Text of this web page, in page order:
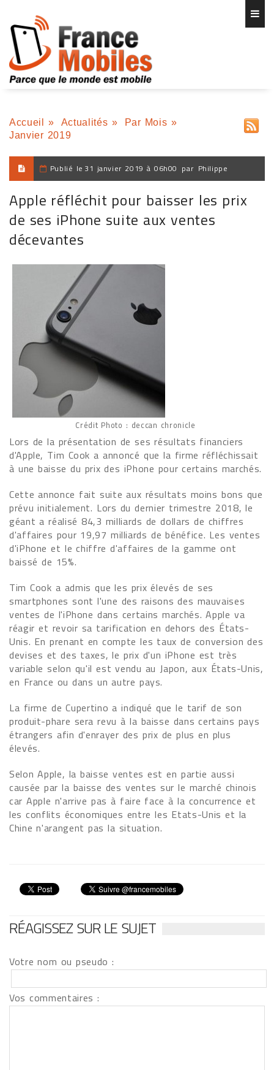
Accueil » Actualités » Par Mois »
Janvier 2019
Publié le 31 janvier 2019 à 06h00 par Philippe
Apple réfléchit pour baisser les prix
de ses iPhone suite aux ventes
décevantes
Crédit Photo : deccan chronicle
Lors de la présentation de ses résultats financiers
d'Apple, Tim Cook a annoncé que la firme réfléchissait
à une baisse du prix des iPhone pour certains marchés.
Cette annonce fait suite aux résultats moins bons que
prévu initialement. Lors du dernier trimestre 2018, le
géant a réalisé 84,3 milliards de dollars de chiffres
d'affaires pour 19,97 milliards de bénéfice. Les ventes
d'iPhone et le chiffre d'affaires de la gamme ont
baissé de 15%.
Tim Cook a admis que les prix élevés de ses
smartphones sont l'une des raisons des mauvaises
ventes de l'iPhone dans certains marchés. Apple va
réagir et revoir sa tarification en dehors des États-
Unis. En prenant en compte les taux de conversion des
devises et des taxes, le prix d'un iPhone est très
variable selon qu'il est vendu au Japon, aux États-Unis,
en France ou dans un autre pays.
La firme de Cupertino a indiqué que le tarif de son
produit-phare sera revu à la baisse dans certains pays
étrangers afin d'enrayer des prix de plus en plus
élevés.
Selon Apple, la baisse ventes est en partie aussi
causée par la baisse des ventes sur le marché chinois
car Apple n'arrive pas à faire face à la concurrence et
les conflits économiques entre les Etats-Unis et la
Chine n'arangent pas la situation.
RÉAGISSEZ SUR LE SUJET
Votre nom ou pseudo :
Vos commentaires :